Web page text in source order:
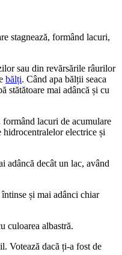
stagnează, formând lacuri,
sau din revărsările râurilor
bălți. Când apa bălții seaca
stătătoare mai adâncă și cu
lacuri de acumulare
hidrocentralelor electrice și
adâncă decât un lac, având
și mai adânci chiar
culoarea albastră.
Votează dacă ți-a fost de